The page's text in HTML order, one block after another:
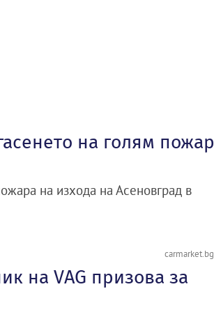
на голям пожар
на изхода на Асеновград в
carmarket.bg
на VAG призова за